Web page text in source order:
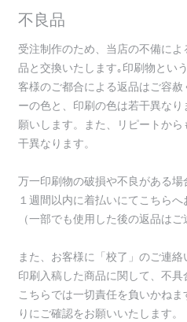
不良品
受注制作のため、当店の不備によ
品と交換いたします｡印刷物とい
客様のご都合による返品はご容赦
ーの色と、印刷の色は若干異なり
願いします。また、リピートか
干異なります。
万一印刷物の破損や不良がある場
１週間以内に着払いにてこちらへ
（一部でも使用した後の返品はご
また、お客様に「校了」のご連
印刷入稿した商品に関して、不具
こちらでは一切責任を負いかねま
りにご確認をお願いいたします。